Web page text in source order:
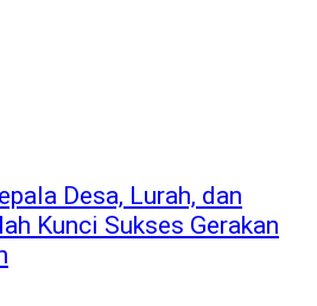
Desa, Lurah, dan
Kunci Sukses Gerakan